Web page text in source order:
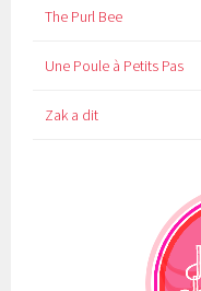
The Purl Bee
Une Poule à Petits Pas
Zak a dit